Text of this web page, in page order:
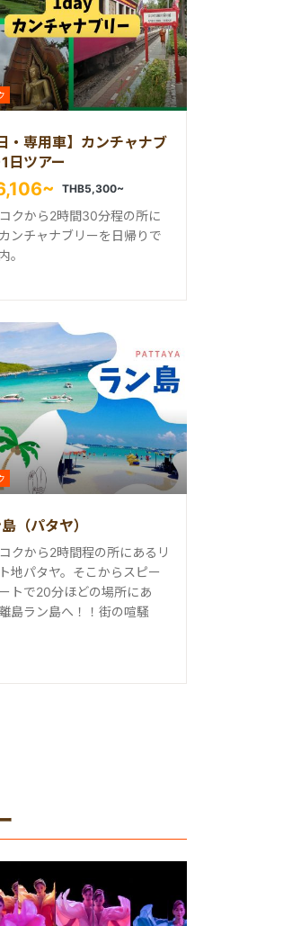
日・専用車】カンチャナブ
日ツアー
THB5,300~
クから2時間30分程の所に
ンチャナブリーを日帰りで
。
（パタヤ）
クから2時間程の所にあるリ
地パタヤ。そこからスピー
トで20分ほどの場所にあ
島ラン島へ！！街の喧騒